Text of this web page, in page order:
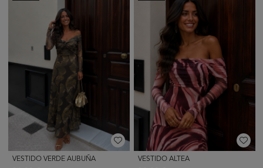
VESTIDO VERDE AUBUÑA VESTIDO ALTEA